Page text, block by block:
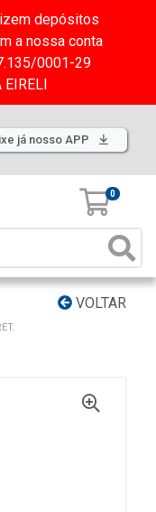
depósitos
a nossa conta
0001-29
EIRELI
já nosso APP
0
VOLTAR